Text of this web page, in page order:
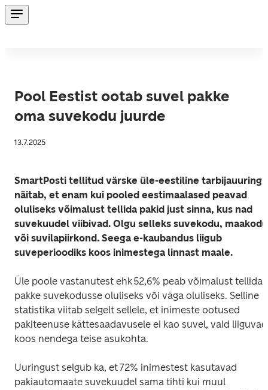
Pool Eestist ootab suvel pakke
oma suvekodu juurde
13.7.2025
SmartPosti tellitud värske üle-eestiline tarbijauuring
näitab, et enam kui pooled eestimaalased peavad
oluliseks võimalust tellida pakid just sinna, kus nad
suvekuudel viibivad. Olgu selleks suvekodu, maakodu
või suvilapiirkond. Seega e-kaubandus liigub
suveperioodiks koos inimestega linnast maale.
Üle poole vastanutest ehk 52,6% peab võimalust tellida
pakke suvekodusse oluliseks või väga oluliseks. Selline
statistika viitab selgelt sellele, et inimeste ootused
pakiteenuse kättesaadavusele ei kao suvel, vaid liiguvad
koos nendega teise asukohta.
Uuringust selgub ka, et 72% inimestest kasutavad
pakiautomaate suvekuudel sama tihti kui muul